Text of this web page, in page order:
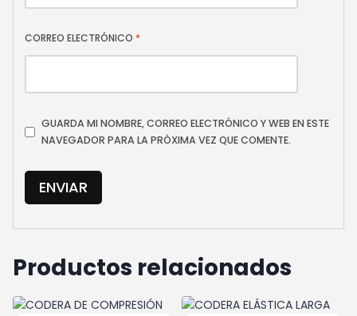
CORREO ELECTRÓNICO *
GUARDA MI NOMBRE, CORREO ELECTRÓNICO Y WEB EN ESTE
NAVEGADOR PARA LA PRÓXIMA VEZ QUE COMENTE.
Productos relacionados